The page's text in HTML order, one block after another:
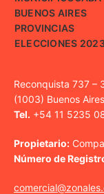
BUENOS AIRES
PROVINCIAS
ELECCIONES
Reconquista 737 –
(1003) Buenos
Tel. +54 11 5235
Propietario:
Número de